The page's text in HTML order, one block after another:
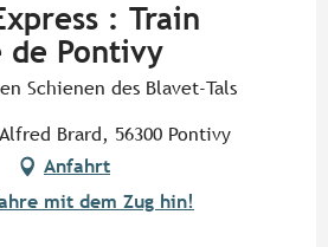
: Train
Pontivy
Schienen des Blavet-Tals
Brard, 56300 Pontivy
Anfahrt
mit dem Zug hin!